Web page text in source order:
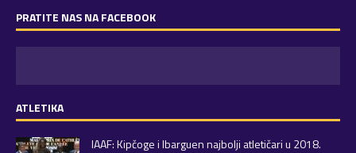
PRATITE NAS NA FACEBOOK
ATLETIKA
IAAF: Kipčoge i Ibarguen najbolji atletičari u 2018.